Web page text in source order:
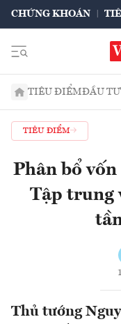
CHỨNG KHOÁN
TIÊU ĐIỂMĐẦU TƯ
TIÊU ĐIỂM
Phân bổ
Tập trung
Thủ tướng